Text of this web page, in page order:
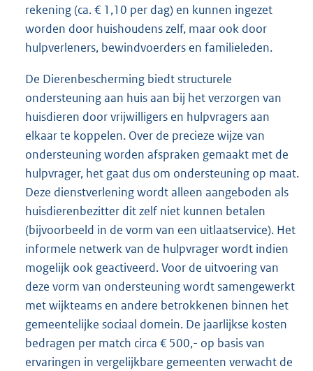
rekening (ca. € 1,10 per dag) en kunnen ingezet
worden door huishoudens zelf, maar ook door
hulpverleners, bewindvoerders en familieleden.
De Dierenbescherming biedt structurele
ondersteuning aan huis aan bij het verzorgen van
huisdieren door vrijwilligers en hulpvragers aan
elkaar te koppelen. Over de precieze wijze van
ondersteuning worden afspraken gemaakt met de
hulpvrager, het gaat dus om ondersteuning op maat.
Deze dienstverlening wordt alleen aangeboden als
huisdierenbezitter dit zelf niet kunnen betalen
(bijvoorbeeld in de vorm van een uitlaatservice). Het
informele netwerk van de hulpvrager wordt indien
mogelijk ook geactiveerd. Voor de uitvoering van
deze vorm van ondersteuning wordt samengewerkt
met wijkteams en andere betrokkenen binnen het
gemeentelijke sociaal domein. De jaarlijkse kosten
bedragen per match circa € 500,- op basis van
ervaringen in vergelijkbare gemeenten verwacht de